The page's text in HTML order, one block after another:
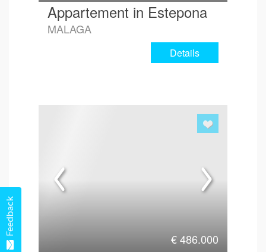
Appartement in Estepona
MALAGA
Details
€486.000
Feedback